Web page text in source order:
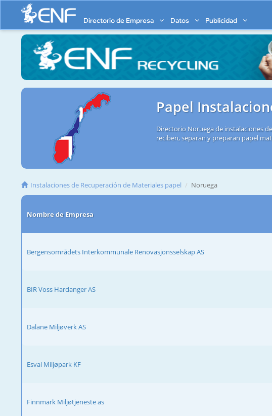
Directorio de Empresa Datos Publicidad
Papel
Directorio Noruega de instalaciones
reciben, separan y preparan papel
Instalaciones de Recuperación de Materiales papel Noruega
Nombre de Empresa
Bergensområdets Interkommunale Renovasjonsselskap AS
BIR Voss Hardanger AS
Dalane Miljøverk AS
Esval Miljøpark KF
Finnmark Miljøtjeneste as